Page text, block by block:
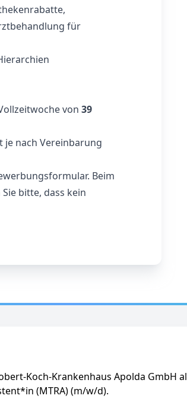
für
von 39
je nach Vereinbarung
Beim
bitte, dass kein
Koch-Krankenhaus Apolda GmbH
(MTRA) (m/w/d).